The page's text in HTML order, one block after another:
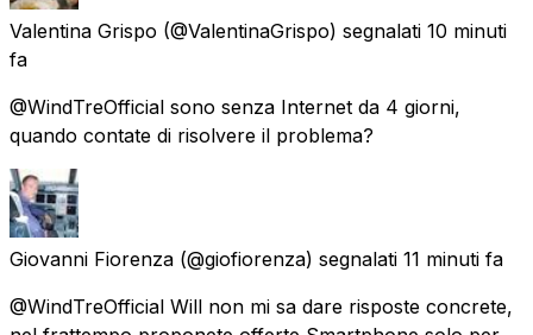
Valentina Grispo (@ValentinaGrispo) segnalati 10 minuti
fa
@WindTreOfficial sono senza Internet da 4 giorni,
quando contate di risolvere il problema?
Giovanni Fiorenza (@giofiorenza) segnalati 11 minuti fa
@WindTreOfficial Will non mi sa dare risposte concrete,